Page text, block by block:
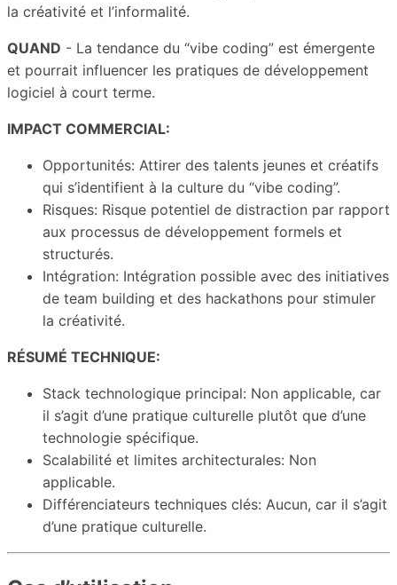
la créativité et l’informalité.
QUAND - La tendance du “vibe coding” est émergente
et pourrait influencer les pratiques de développement
logiciel à court terme.
IMPACT COMMERCIAL:
Opportunités: Attirer des talents jeunes et créatifs
qui s’identifient à la culture du “vibe coding”.
Risques: Risque potentiel de distraction par rapport
aux processus de développement formels et
structurés.
Intégration: Intégration possible avec des initiatives
de team building et des hackathons pour stimuler
la créativité.
RÉSUMÉ TECHNIQUE:
Stack technologique principal: Non applicable, car
il s’agit d’une pratique culturelle plutôt que d’une
technologie spécifique.
Scalabilité et limites architecturales: Non
applicable.
Différenciateurs techniques clés: Aucun, car il s’agit
d’une pratique culturelle.